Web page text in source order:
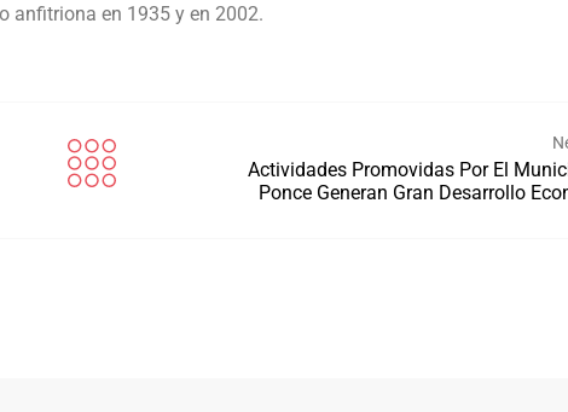
anfitriona en 1935 y en 2002.
Actividades Promovidas Por El
Ponce Generan Gran Desarrollo